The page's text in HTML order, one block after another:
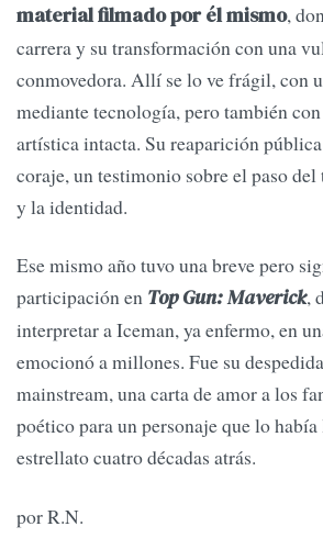
material filmado por él mismo,
carrera y su transformación con una
conmovedora. Allí se lo ve frágil, con
mediante tecnología, pero también
artística intacta. Su reaparición
coraje, un testimonio sobre el paso
y la identidad.
Ese mismo año tuvo una breve pero
participación en Top Gun: Maverick,
interpretar a Iceman, ya enfermo, en
emocionó a millones. Fue su
mainstream, una carta de amor a los
poético para un personaje que lo
estrellato cuatro décadas atrás.
por R.N.